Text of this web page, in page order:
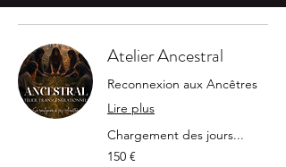
Atelier Ancestral
Reconnexion aux Ancêtres
Lire plus
Chargement des jours...
150
euros
150 €